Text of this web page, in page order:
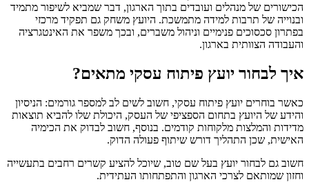
הכישורים של מנהלים ועובדים בתוך הארגון, דבר שמביא לשיפור מתמיד
ובנוייה של תרבות למידה מתמשכת. היועץ משחק גם תפקיד מרכזי
בפתרון סכסוכים פנימיים וניהול משברים, ובכך משפר את האינטגרציה
והעבודה הצוותית בארגון.
איך לבחור יועץ פיתוח עסקי מתאים?
כאשר בוחרים יועץ פיתוח עסקי, חשוב לשים לב למספר גורמים: הניסיון
והידע של היועץ בתחום הספציפי של העסק, היכולת שלו להביא תוצאות
מדידות והמלצות מלקוחות קודמים. בנוסף, חשוב לבדוק את הכימיה
האישית, שכן התהליך דורש שיתוף פעולה הדוק.
חשוב גם לבחור יועץ בעל שם טוב, שיוכל להציע קשרים רחבים בתעשייה
וחזון שמותאם לצרכי הארגון והתפתחותו העתידית.